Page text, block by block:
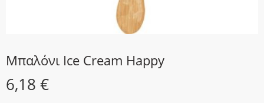
Μπαλόνι Ice Cream Happy
6,18 €